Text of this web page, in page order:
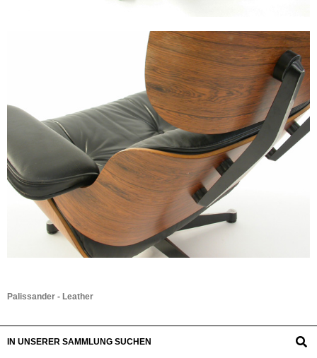
Palissander - Leather
IN UNSERER SAMMLUNG SUCHEN